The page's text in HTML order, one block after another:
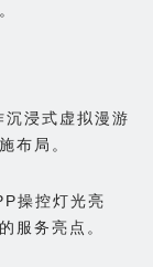
浸式虚拟漫游
布局。
操控灯光亮
服务亮点。